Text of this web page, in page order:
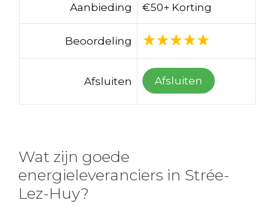
Aanbieding €50+ Korting
Beoordeling
Afsluiten Afsluiten
Wat zijn goede
energieleveranciers in Strée-
Lez-Huy?